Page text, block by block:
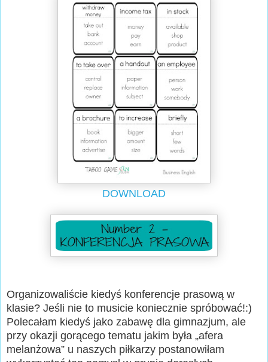
DOWNLOAD
Organizowaliście kiedyś konferencje prasową w
klasie? Jeśli nie to musicie koniecznie spróbować!:)
Polecałam kiedyś jako zabawę dla gimnazjum, ale
przy okazji gorącego tematu jakim była „afera
melanżowa” u naszych piłkarzy postanowiłam